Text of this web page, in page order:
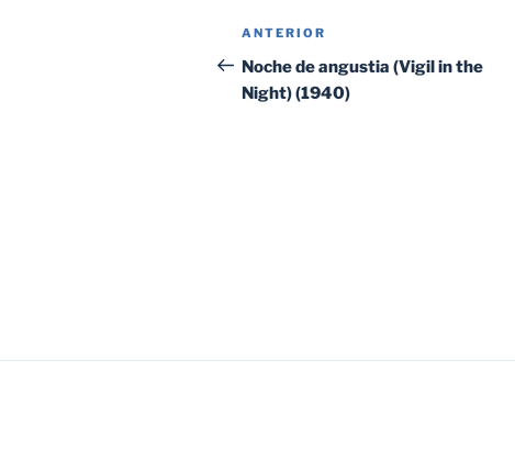
Navegación
de
entradas
Entrada
anterior:
ANTERIOR
Noche de angustia (Vigil in the
Night) (1940)